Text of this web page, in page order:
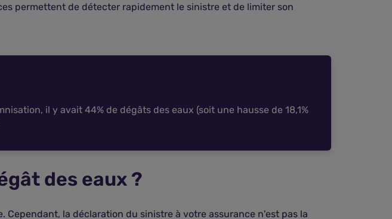
permettent de détecter rapidement le sinistre et de limiter son
il y avait 44% de dégâts des eaux (soit une hausse de 18,1%
des eaux ?
Cependant, la déclaration du sinistre à votre assurance n'est pas la